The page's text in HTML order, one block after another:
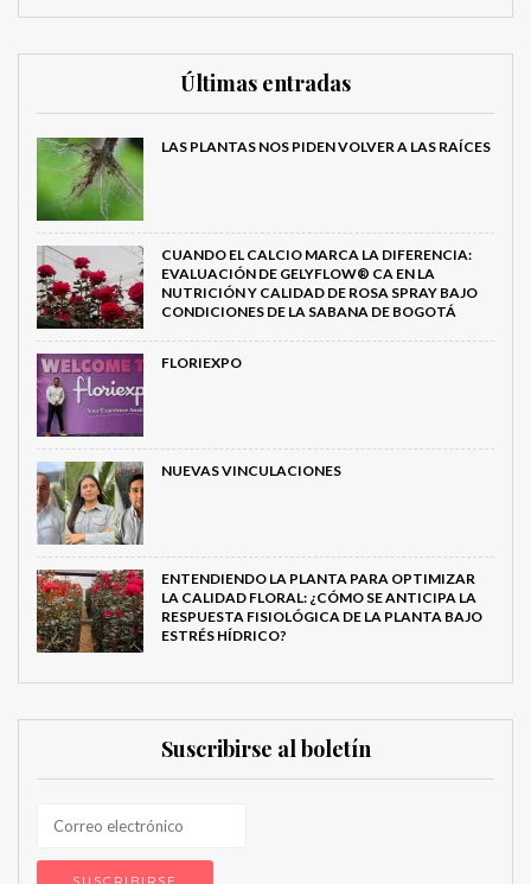
Últimas entradas
LAS PLANTAS NOS PIDEN VOLVER A LAS RAÍCES
CUANDO EL CALCIO MARCA LA DIFERENCIA:
EVALUACIÓN DE GELYFLOW® CA EN LA
NUTRICIÓN Y CALIDAD DE ROSA SPRAY BAJO
CONDICIONES DE LA SABANA DE BOGOTÁ
FLORIEXPO
NUEVAS VINCULACIONES
ENTENDIENDO LA PLANTA PARA OPTIMIZAR
LA CALIDAD FLORAL: ¿CÓMO SE ANTICIPA LA
RESPUESTA FISIOLÓGICA DE LA PLANTA BAJO
ESTRÉS HÍDRICO?
Suscribirse al boletín